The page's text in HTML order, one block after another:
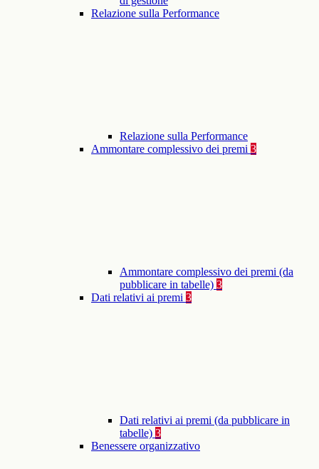
Relazione sulla Performance
Relazione sulla Performance
Ammontare complessivo dei premi 3
Ammontare complessivo dei premi (da
pubblicare in tabelle) 3
Dati relativi ai premi 3
Dati relativi ai premi (da pubblicare in
tabelle) 3
Benessere organizzativo